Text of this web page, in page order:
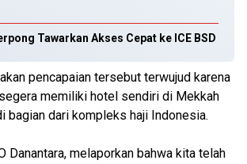
Tawarkan Akses Cepat ke ICE BSD
pencapaian tersebut terwujud karena
memiliki hotel sendiri di Mekkah
bagian dari kompleks haji Indonesia.
Danantara, melaporkan bahwa kita telah